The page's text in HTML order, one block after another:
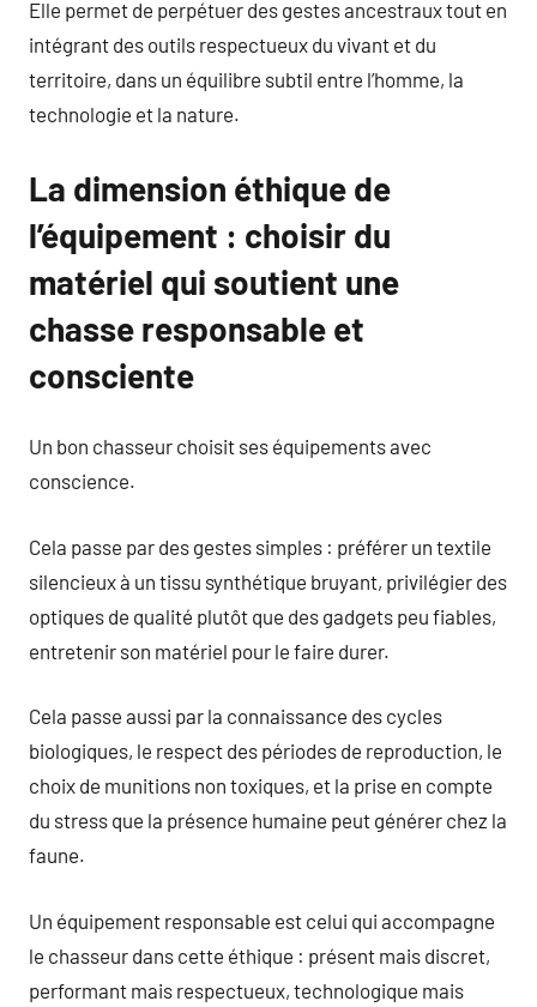
Elle permet de perpétuer des gestes ancestraux tout en
intégrant des outils respectueux du vivant et du
territoire, dans un équilibre subtil entre l’homme, la
technologie et la nature.
La dimension éthique de
l’équipement : choisir du
matériel qui soutient une
chasse responsable et
consciente
Un bon chasseur choisit ses équipements avec
conscience.
Cela passe par des gestes simples : préférer un textile
silencieux à un tissu synthétique bruyant, privilégier des
optiques de qualité plutôt que des gadgets peu fiables,
entretenir son matériel pour le faire durer.
Cela passe aussi par la connaissance des cycles
biologiques, le respect des périodes de reproduction, le
choix de munitions non toxiques, et la prise en compte
du stress que la présence humaine peut générer chez la
faune.
Un équipement responsable est celui qui accompagne
le chasseur dans cette éthique : présent mais discret,
performant mais respectueux, technologique mais